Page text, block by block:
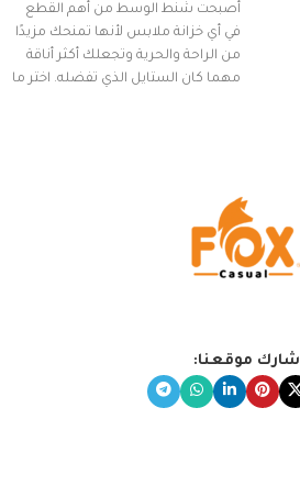
أصبحت شنط الوسط من أهم القطع
في أي خزانة ملابس لأنها تمنحك مزيدًا
من الراحة والحرية وتجعلك أكثر أناقة
مهما كان الستايل الذي تفضله. اختر ما
شارك موقعنا: